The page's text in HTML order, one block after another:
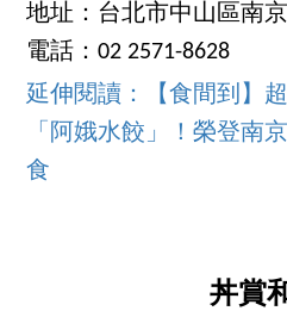
地址：台北市中山區南
電話：02 2571-8628
延伸閱讀：【食間到】
「阿娥水餃」！榮登南
食
丼賞